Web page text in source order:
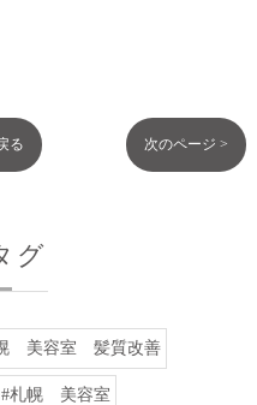
る 次のページ >
グ
美容室 髪質改善
#札幌 美容室